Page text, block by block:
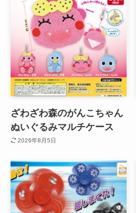
ざわざわ森のがんこちゃん
ぬいぐるみマルチケース
2026年8月5日